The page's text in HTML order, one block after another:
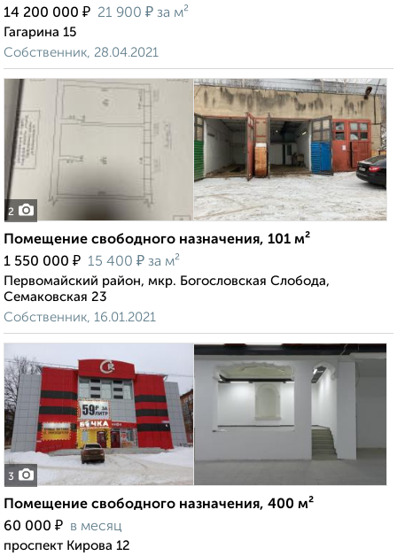
14 200 000 ₽ 21 900 ₽ за м²
Гагарина 15
Собственник, 28.04.2021
2
Помещение свободного назначения, 101 м²
1 550 000 ₽ 15 400 ₽ за м²
Первомайский район, мкр. Богословская Слобода,
Семаковская 23
Собственник, 16.01.2021
3
Помещение свободного назначения, 400 м²
60 000 ₽ в месяц
проспект Кирова 12